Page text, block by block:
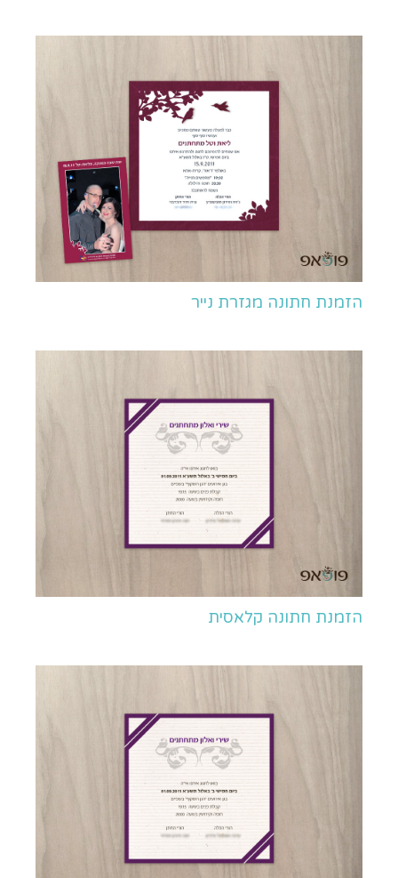
הזמנת חתונה מגזרת נייר
הזמנת חתונה קלאסית